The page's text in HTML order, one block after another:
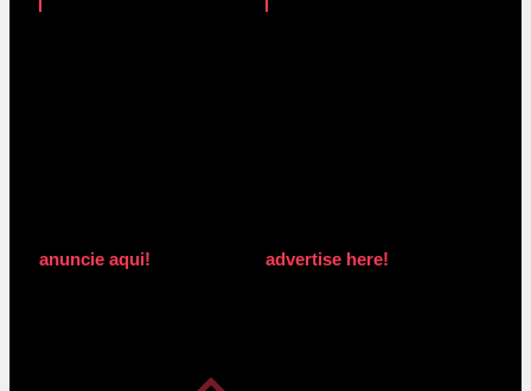
anuncie aqui! advertise here!